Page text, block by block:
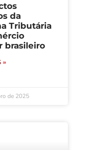
da
Tributária
brasileiro
»
de 2025